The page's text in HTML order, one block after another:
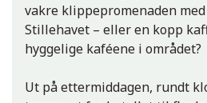
vakre klippepromenaden
Stillehavet – eller en kopp
hyggelige kaféene i området?
Ut på ettermiddagen, rundt